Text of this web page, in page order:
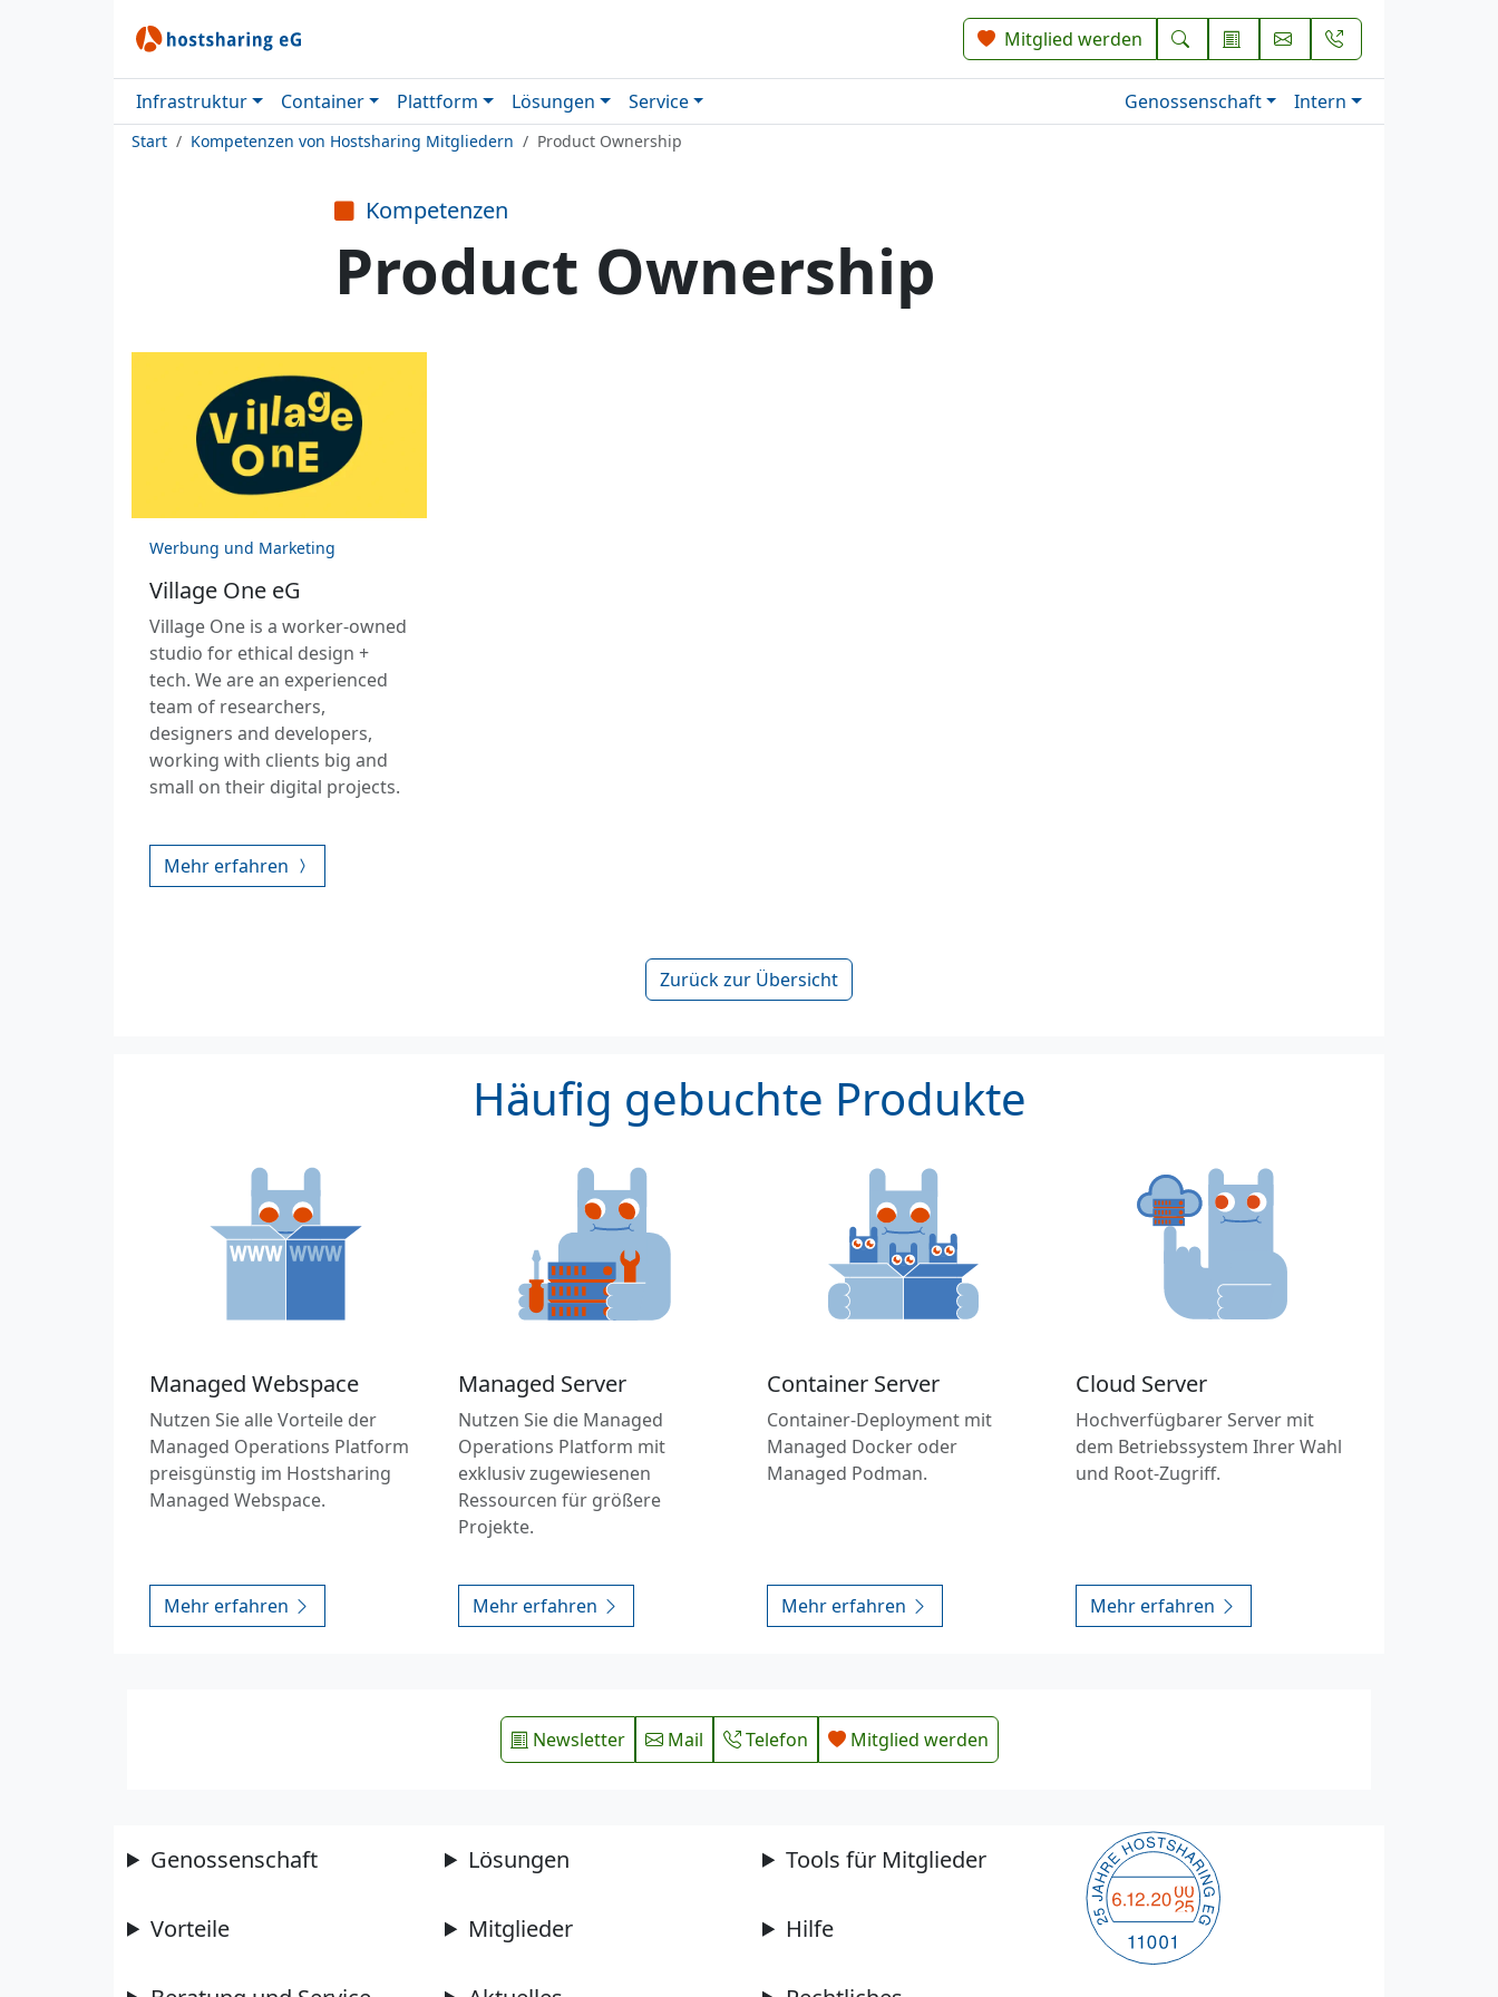
Mitglied werden
Infrastruktur Container Plattform Lösungen Service Genossenschaft Intern
Start Kompetenzen von Hostsharing Mitgliedern Product Ownership
Kompetenzen
Product Ownership
Werbung und Marketing
Village One eG
Village One is a worker-owned
studio for ethical design +
tech. We are an experienced
team of researchers,
designers and developers,
working with clients big and
small on their digital projects.
Mehr erfahren
Zurück zur Übersicht
Häufig gebuchte Produkte
Managed Webspace
Nutzen Sie alle Vorteile der
Managed Operations Platform
preisgünstig im Hostsharing
Managed Webspace.
Mehr erfahren
Managed Server
Nutzen Sie die Managed
Operations Platform mit
exklusiv zugewiesenen
Ressourcen für größere
Projekte.
Mehr erfahren
Container Server
Container-Deployment mit
Managed Docker oder
Managed Podman.
Mehr erfahren
Cloud Server
Hochverfügbarer Server mit
dem Betriebssystem Ihrer Wahl
und Root-Zugriff.
Mehr erfahren
Newsletter Mail Telefon Mitglied werden
Genossenschaft
Vorteile
Lösungen
Mitglieder
Tools für Mitglieder
Hilfe